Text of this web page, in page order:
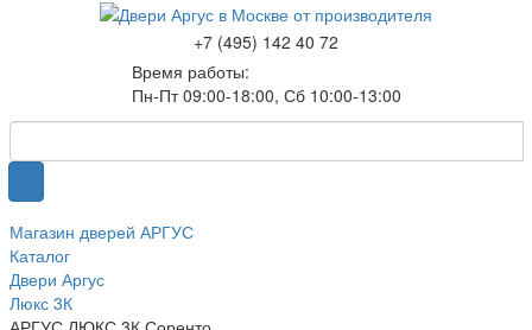
+7 (495) 142 40 72
Время работы:
Пн-Пт 09:00-18:00, Сб 10:00-13:00
Магазин дверей АРГУС
Каталог
Двери Аргус
Люкс 3К